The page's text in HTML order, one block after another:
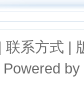
联系方式 |
Powered by